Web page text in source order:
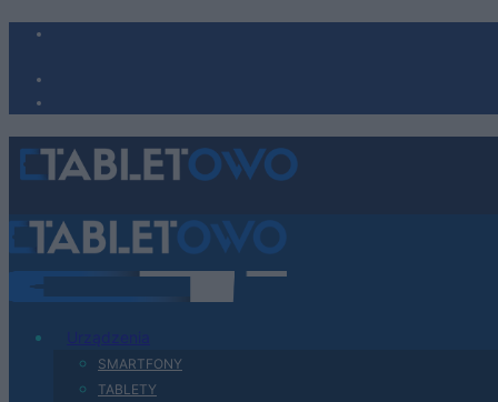
SMARTFONY
TABLETY